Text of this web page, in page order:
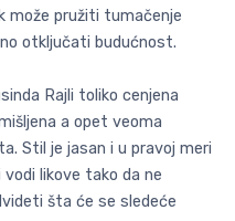
može pružiti tumačenje
otključati budućnost.
Rajli toliko cenjena
a opet veoma
Stil je jasan i u pravoj meri
likove tako da ne
šta će se sledeće